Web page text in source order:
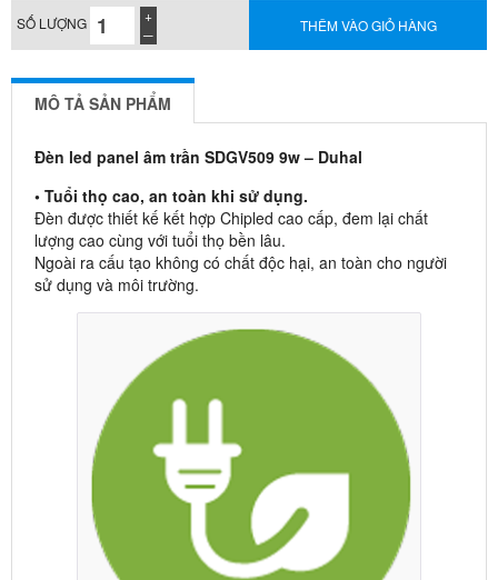
SỐ LƯỢNG THÊM VÀO GIỎ HÀNG
MÔ TẢ SẢN PHẨM
Đèn led panel âm trần SDGV509 9w – Duhal
• Tuổi thọ cao, an toàn khi sử dụng.
Đèn được thiết kế kết hợp Chipled cao cấp, đem lại chất
lượng cao cùng với tuổi thọ bền lâu.
Ngoài ra cấu tạo không có chất độc hại, an toàn cho người
sử dụng và môi trường.